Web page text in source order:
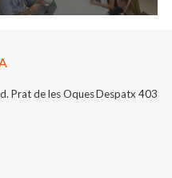
Prat de les OquesDespatx 403